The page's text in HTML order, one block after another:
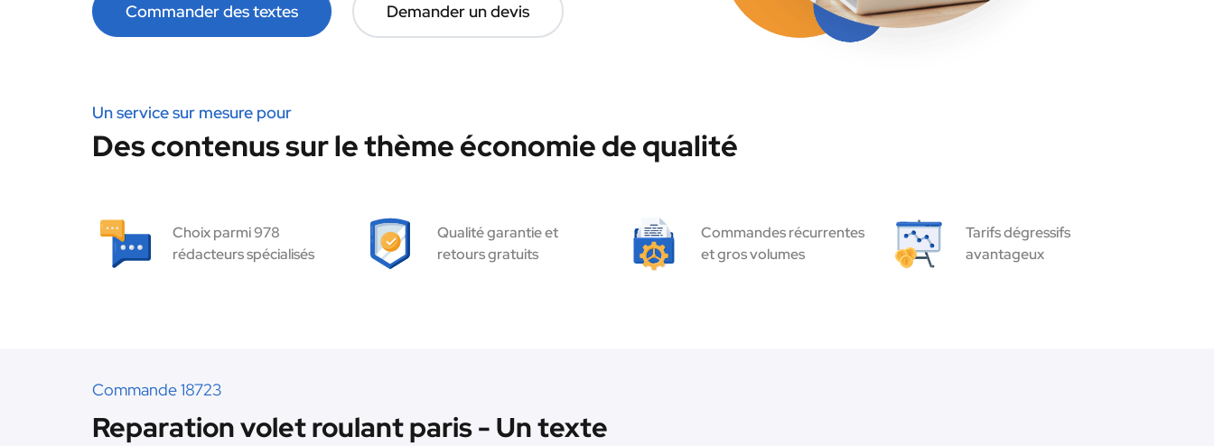
Commander des textes Demander un devis
Un service sur mesure pour
Des contenus sur le thème économie de qualité
Choix parmi 978
rédacteurs spécialisés
Qualité garantie et
retours gratuits
Commandes récurrentes
et gros volumes
Tarifs dégressifs
avantageux
Commande 18723
Reparation volet roulant paris - Un texte